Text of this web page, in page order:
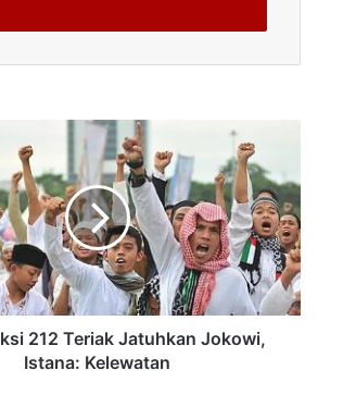
212 Teriak Jatuhkan Jokowi,
Istana: Kelewatan